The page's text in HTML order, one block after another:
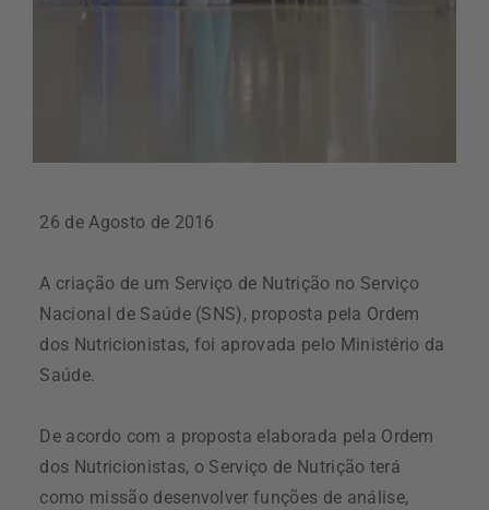
26 de Agosto de 2016
A criação de um Serviço de Nutrição no Serviço
Nacional de Saúde (SNS), proposta pela Ordem
dos Nutricionistas, foi aprovada pelo Ministério da
Saúde.
De acordo com a proposta elaborada pela Ordem
dos Nutricionistas, o Serviço de Nutrição terá
como missão desenvolver funções de análise,